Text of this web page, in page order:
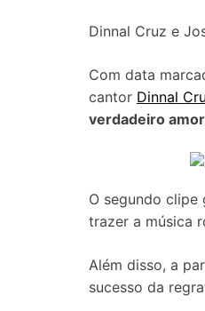
Dinnal Cruz e
Com data
cantor Dinnal
verdadeiro
O segundo clipe
trazer a música
Além disso, a
sucesso da